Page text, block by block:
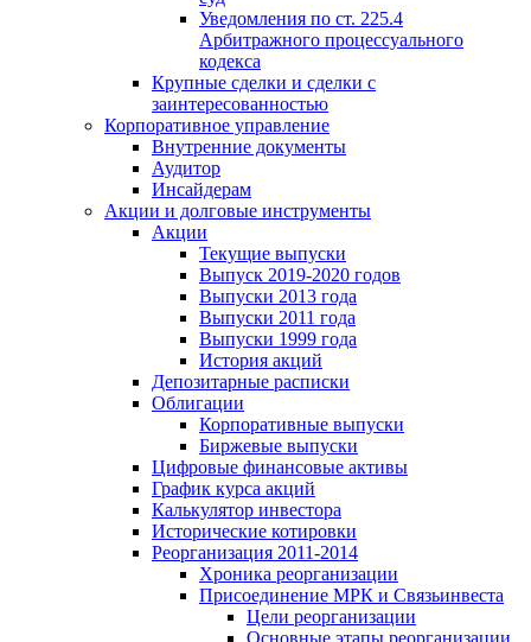
Уведомления по ст. 225.4
Арбитражного процессуального
кодекса
Крупные сделки и сделки с
заинтересованностью
Корпоративное управление
Внутренние документы
Аудитор
Инсайдерам
Акции и долговые инструменты
Акции
Текущие выпуски
Выпуск 2019-2020 годов
Выпуски 2013 года
Выпуски 2011 года
Выпуски 1999 года
История акций
Депозитарные расписки
Облигации
Корпоративные выпуски
Биржевые выпуски
Цифровые финансовые активы
График курса акций
Калькулятор инвестора
Исторические котировки
Реорганизация 2011-2014
Хроника реорганизации
Присоединение МРК и Связьинвеста
Цели реорганизации
Основные этапы реорганизации